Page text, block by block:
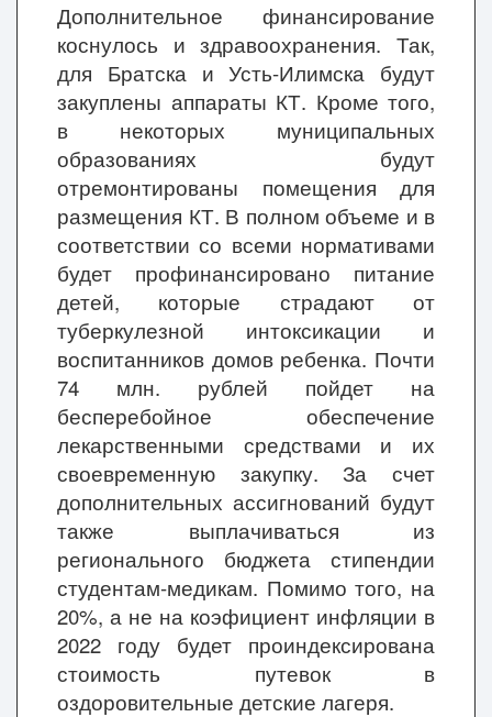
Дополнительное финансирование
коснулось и здравоохранения. Так,
для Братска и Усть-Илимска будут
закуплены аппараты КТ. Кроме того,
в некоторых муниципальных
образованиях будут
отремонтированы помещения для
размещения КТ. В полном объеме и в
соответствии со всеми нормативами
будет профинансировано питание
детей, которые страдают от
туберкулезной интоксикации и
воспитанников домов ребенка. Почти
74 млн. рублей пойдет на
бесперебойное обеспечение
лекарственными средствами и их
своевременную закупку. За счет
дополнительных ассигнований будут
также выплачиваться из
регионального бюджета стипендии
студентам-медикам. Помимо того, на
20%, а не на коэфициент инфляции в
2022 году будет проиндексирована
стоимость путевок в
оздоровительные детские лагеря.